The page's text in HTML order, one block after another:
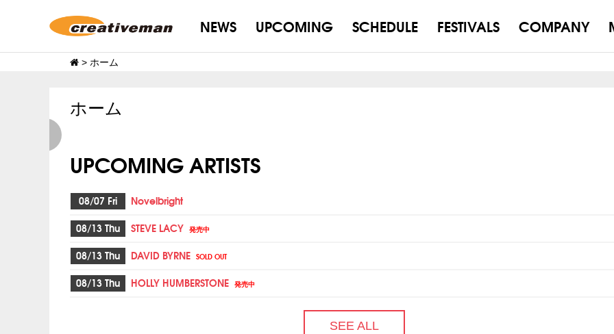
NEWS UPCOMING SCHEDULE FESTIVALS COMPANY
> ホーム
ホーム
UPCOMING ARTISTS
08/07 Fri
Novelbright
08/13 Thu
STEVE LACY 発売中
08/13 Thu DAVID BYRNE SOLD OUT
08/13 Thu HOLLY HUMBERSTONE 発売中
SEE ALL